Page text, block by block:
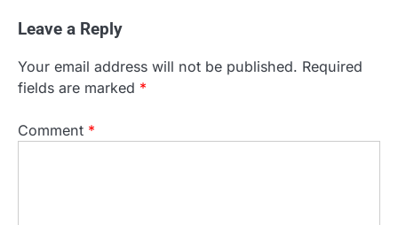
Leave a Reply
Your email address will not be published. Required
fields are marked *
Comment *